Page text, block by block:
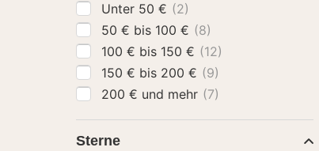
Unter 50 € (2)
50 € bis 100 € (8)
100 € bis 150 € (12)
150 € bis 200 € (9)
200 € und mehr (7)
Sterne